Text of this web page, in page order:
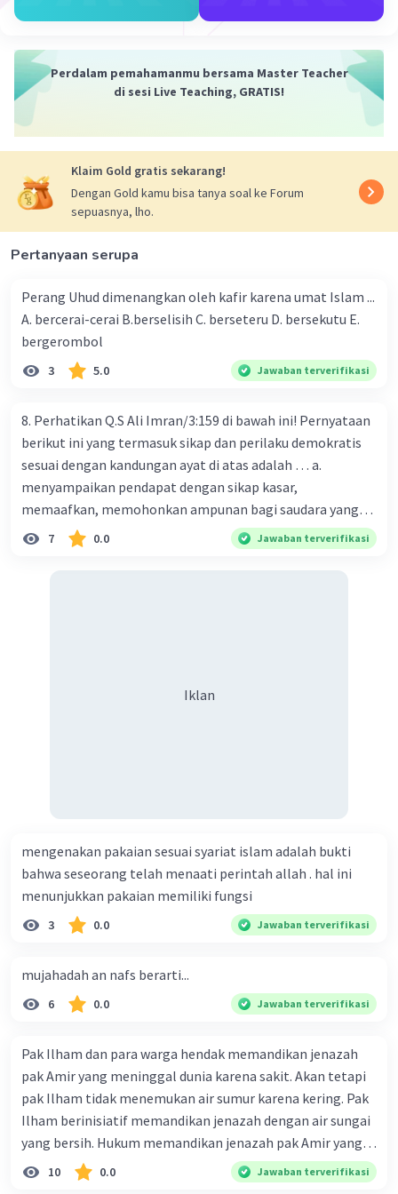
Semoga bermanfaat jangan lupa jadikan
Beri Rating·0.0(0) Balas
Iklan
Perdalam pemahamanmu bersama Master Teacher
di sesi Live Teaching, GRATIS!
Klaim Gold gratis sekarang!
Dengan Gold kamu bisa tanya soal ke Forum
sepuasnya, lho.
Pertanyaan serupa
Perang Uhud dimenangkan oleh kafir karena umat Islam ...
A. bercerai-cerai B.berselisih C. berseteru D. bersekutu E.
bergerombol
3 5.0 Jawaban terverifikasi
8. Perhatikan Q.S Ali Imran/3:159 di bawah ini! Pernyataan
berikut ini yang termasuk sikap dan perilaku demokratis
sesuai dengan kandungan ayat di atas adalah … a.
menyampaikan pendapat dengan sikap kasar,
memaafkan, memohonkan ampunan bagi saudara yang
bersalah, senantiasa musyawarah, komitmen
melaksanakan keputusan musyawarah disertai tawakal. b.
bersalah, senantiasa musyawarah, komitmen
keputusan yang madarat buat ummat.
7 0.0 Jawaban terverifikasi
Iklan
mengenakan pakaian sesuai syariat islam adalah bukti
bahwa seseorang telah menaati perintah allah . hal ini
menunjukkan pakaian memiliki fungsi
3 0.0 Jawaban terverifikasi
mujahadah an nafs berarti...
6 0.0 Jawaban terverifikasi
Pak Ilham dan para warga hendak memandikan jenazah
pak Amir yang meninggal dunia karena sakit. Akan tetapi
pak Ilham tidak menemukan air sumur karena kering. Pak
Ilham berinisiatif memandikan jenazah dengan air sungai
yang bersih. Hukum memandikan jenazah pak Amir yang
dilakukan pak Ilham dan para warga.... Select one: a. Tidak
sah karena air sungai tidak halal dikonsumsi b. Tidak sah
10 0.0 Jawaban terverifikasi